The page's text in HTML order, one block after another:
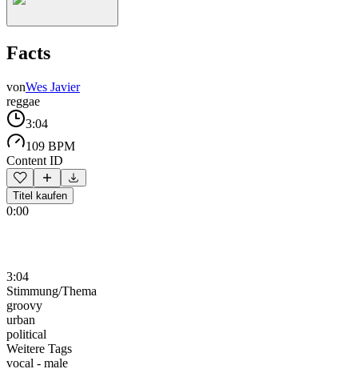
Facts
vonWes Javier
reggae
3:04
109 BPM
Content ID
Titel kaufen
0:00
3:04
Stimmung/Thema
groovy
urban
political
Weitere Tags
vocal - male